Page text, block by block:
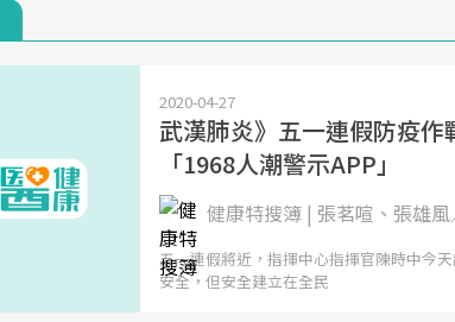
2020-04-27
武漢肺炎》五一連假防疫
「1968人潮警示APP」
健康特搜簿 | 張茗喧、張雄
五一連假將近，指揮中心指揮官陳時中今
安全，但安全建立在全民